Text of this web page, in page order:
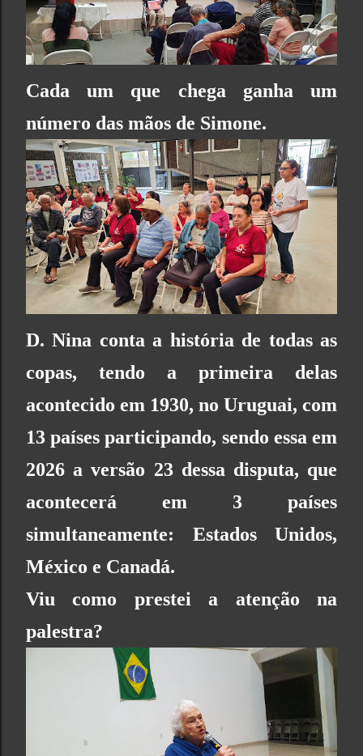
Cada um que chega ganha um
número das mãos de Simone.
D. Nina conta a história de todas as
copas, tendo a primeira delas
acontecido em 1930, no Uruguai, com
13 países participando, sendo essa em
2026 a versão 23 dessa disputa, que
acontecerá em 3 países
simultaneamente: Estados Unidos,
México e Canadá.
Viu como prestei a atenção na
palestra?